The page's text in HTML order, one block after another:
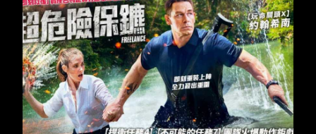
有朋友，但更像任性在對待的臣民，她和他的自戀男友是一對完美
伴侶，彼此相愛相殺求關注，被鎖在一個無休止的循環，皆對自己
的重要性有著超乎尋常的渴望，且願意不惜一切代價確保每個人都
能只望向自己。